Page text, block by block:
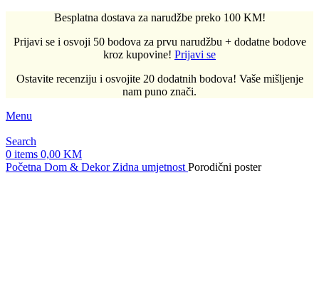
Besplatna dostava za narudžbe preko 100 KM!
Prijavi se i osvoji 50 bodova za prvu narudžbu + dodatne bodove
kroz kupovine! Prijavi se
Ostavite recenziju i osvojite 20 dodatnih bodova! Vaše mišljenje
nam puno znači.
Menu
Search
0 items 0,00 KM
Početna Dom & Dekor Zidna umjetnost Porodični poster